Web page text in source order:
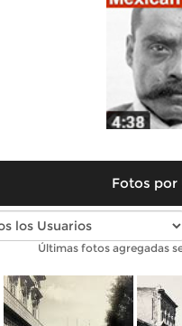
Fotos por
Fotos antiguas
Últimas fotos agregadas